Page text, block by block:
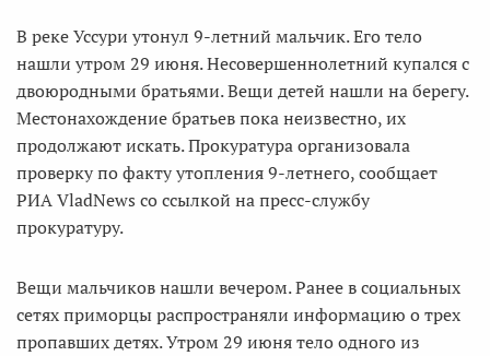
В реке Уссури утонул 9-летний мальчик. Его тело
нашли утром 29 июня. Несовершеннолетний купался с
двоюродными братьями. Вещи детей нашли на берегу.
Местонахождение братьев пока неизвестно, их
продолжают искать. Прокуратура организовала
проверку по факту утопления 9-летнего, сообщает
РИА VladNews со ссылкой на пресс-службу
прокуратуру.
Вещи мальчиков нашли вечером. Ранее в социальных
сетях приморцы распространяли информацию о трех
пропавших детях. Утром 29 июня тело одного из